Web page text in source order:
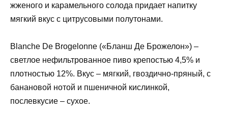
жженого и карамельного солода придает напитку
мягкий вкус с цитрусовыми полутонами.
Blanche De Brogelonne («Бланш Де Брожелон») –
светлое нефильтрованное пиво крепостью 4,5% и
плотностью 12%. Вкус – мягкий, гвоздично-пряный, с
банановой нотой и пшеничной кислинкой,
послевкусие – сухое.